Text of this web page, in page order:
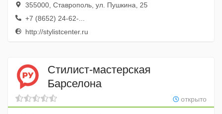
355000, Ставрополь, ул. Пушкина, 25
+7 (8652) 24-62-...
http://stylistcenter.ru
Стилист-мастерская
Барселона
открыто